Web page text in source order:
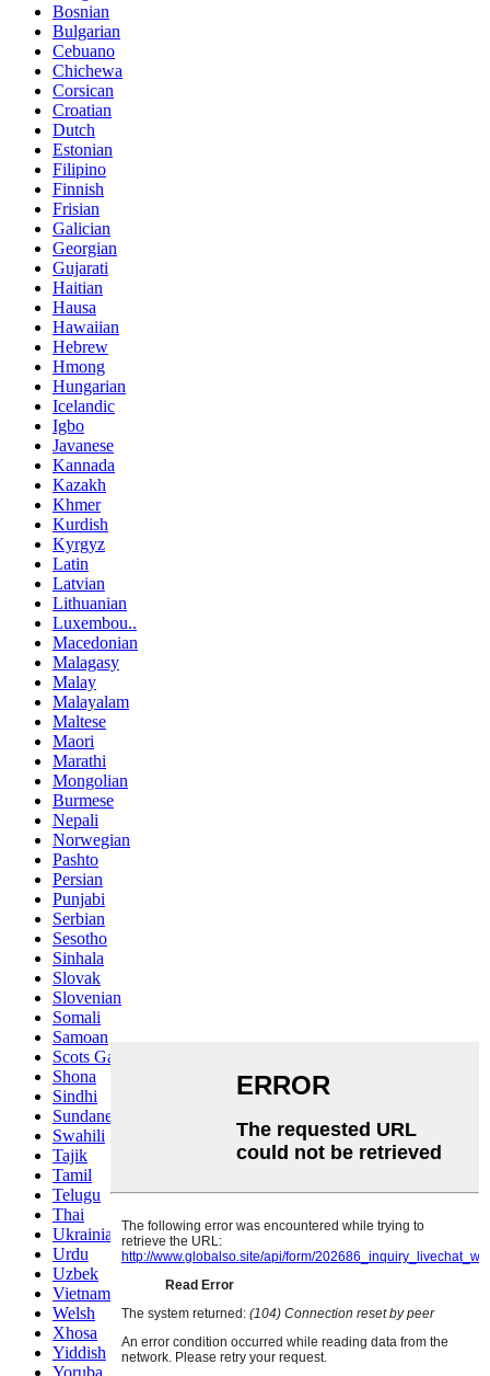
Bosnian
Bulgarian
Cebuano
Chichewa
Corsican
Croatian
Dutch
Estonian
Filipino
Finnish
Frisian
Galician
Georgian
Gujarati
Haitian
Hausa
Hawaiian
Hebrew
Hmong
Hungarian
Icelandic
Igbo
Javanese
Kannada
Kazakh
Khmer
Kurdish
Kyrgyz
Latin
Latvian
Lithuanian
Luxembou..
Macedonian
Malagasy
Malay
Malayalam
Maltese
Maori
Marathi
Mongolian
Burmese
Nepali
Norwegian
Pashto
Persian
Punjabi
Serbian
Sesotho
Sinhala
Slovak
Slovenian
Somali
Samoan
Scots Gaelic
Shona
Sindhi
Sundanese
Swahili
Tajik
Tamil
Telugu
Thai
Ukrainian
Urdu
Uzbek
Vietnamese
Welsh
Xhosa
Yiddish